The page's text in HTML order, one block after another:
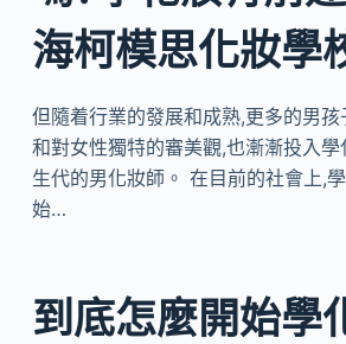
海柯模思化妝學
但隨着行業的發展和成熟,更多的男
和對女性獨特的審美觀,也漸漸投入
生代的男化妝師。 在目前的社會上,
始…
到底怎麼開始學